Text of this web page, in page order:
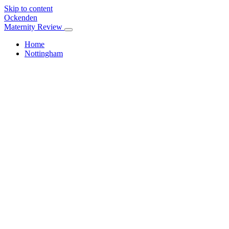
Skip to content
Ockenden
Maternity Review
Home
Nottingham